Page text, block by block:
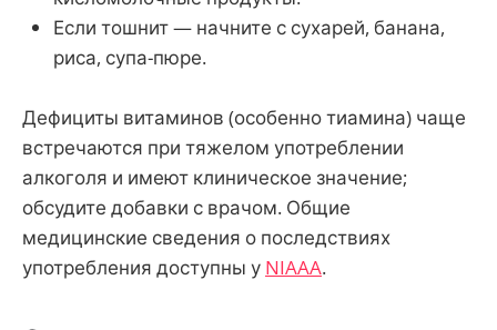
Если тошнит — начните с сухарей, банана,
риса, супа-пюре.
Дефициты витаминов (особенно тиамина) чаще
встречаются при тяжелом употреблении
алкоголя и имеют клиническое значение;
обсудите добавки с врачом. Общие
медицинские сведения о последствиях
употребления доступны у NIAAA.